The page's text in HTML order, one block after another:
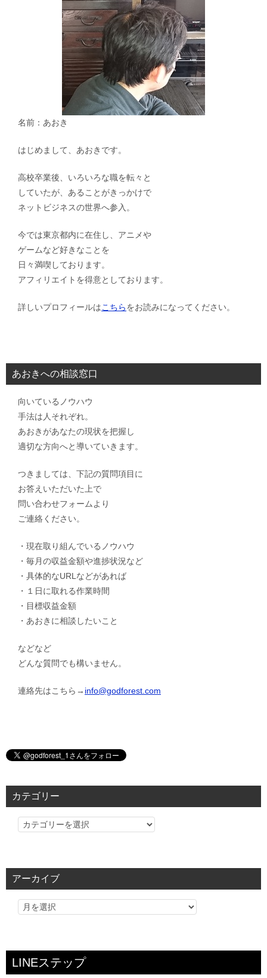
名前：あおき
はじめまして、あおきです。
高校卒業後、いろいろな職を転々と
していたが、あることがきっかけで
ネットビジネスの世界へ参入。
今では東京都内に在住し、アニメや
ゲームなど好きなことを
日々満喫しております。
アフィリエイトを得意としております。
詳しいプロフィールはこちらをお読みになってください。
あおきへの相談窓口
向いているノウハウ
手法は人それぞれ。
あおきがあなたの現状を把握し
適切な方向へと導いていきます。
つきましては、下記の質問項目に
お答えいただいた上で
問い合わせフォームより
ご連絡ください。
・現在取り組んでいるノウハウ
・毎月の収益金額や進捗状況など
・具体的なURLなどがあれば
・１日に取れる作業時間
・目標収益金額
・あおきに相談したいこと
などなど
どんな質問でも構いません。
連絡先はこちら→ info@godforest.com
カテゴリー
カ
リ
アーカイブ
LINEステップ